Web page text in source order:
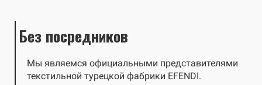
Без посредников
Мы являемся официальными представителями
текстильной турецкой фабрики EFENDI.